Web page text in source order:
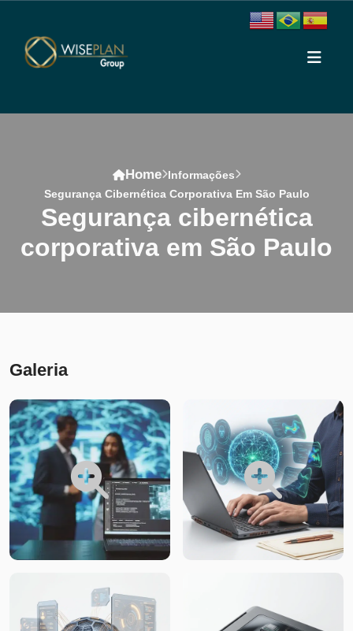
Home Informações
Segurança Cibernética Corporativa Em São Paulo
segurança cibernética
corporativa em São Paulo
Galeria